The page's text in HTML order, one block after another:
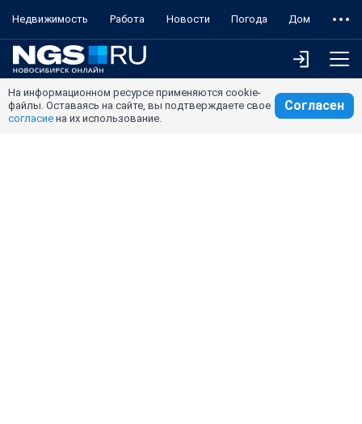
Недвижимость Работа Новости Погода Дом
На информационном ресурсе применяются cookie-
файлы. Оставаясь на сайте, вы подтверждаете свое
согласие на их использование.
Согласен